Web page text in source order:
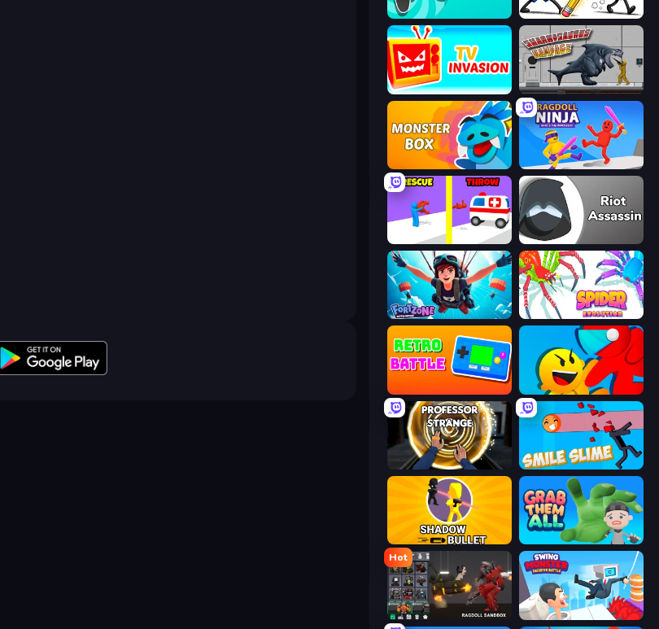
Mind Controller Doodle Smash
TV Invasion Sharkosaurus Rampage
Monster Box Ragdoll Ninja: Imposter Hero
Rescue Throw Riot Assassin
Fortzone Battle Royale Spider Evolution: Runner Game
Retro Battle Riot Escape
Professor Strange Smile Slime
Shadow Bullet Grab Them All
Hot
Last Play: Ragdoll Sandbox Swing Monster: Decisive Battle